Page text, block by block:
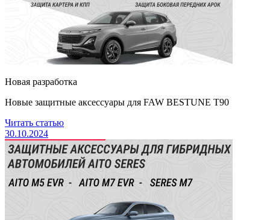
Новая разработка
Новые защитные аксессуары для FAW BESTUNE Т90
Читать статью
30.10.2024